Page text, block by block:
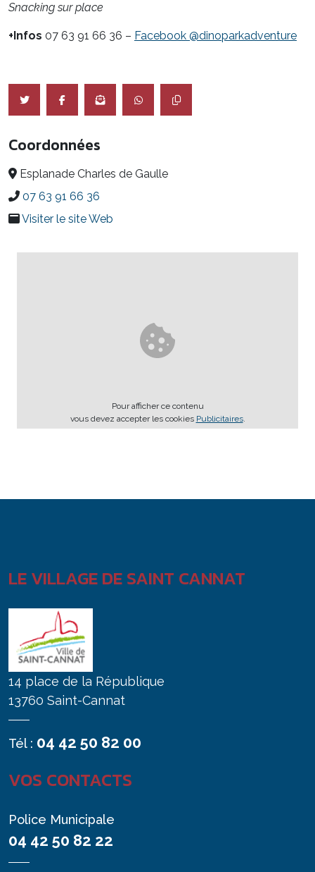
Snacking sur place
+Infos 07 63 91 66 36 – Facebook @dinoparkadventure
Coordonnées
Esplanade Charles de Gaulle
07 63 91 66 36
Visiter le site Web
Pour afficher ce contenu
vous devez accepter les cookies Publicitaires.
LE VILLAGE DE SAINT CANNAT
14 place de la République
13760 Saint-Cannat
Tél : 04 42 50 82 00
VOS CONTACTS
Police Municipale
04 42 50 82 22